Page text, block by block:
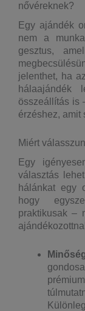
nővéreknek?
Egy ajándék
nem a
gesztus,
jelenthet, ha
hálaajándék
összeállítás is
érzéshez, amit
Miért
Egy
választás
hálánkat egy
hogy
praktikusak –